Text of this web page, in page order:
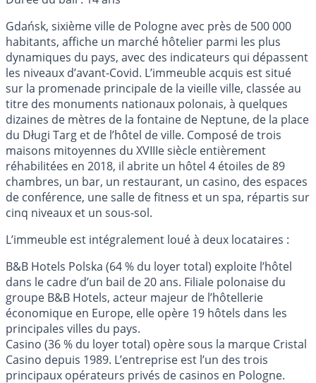
Gdańsk, sixième ville de Pologne avec près de 500 000
habitants, affiche un marché hôtelier parmi les plus
dynamiques du pays, avec des indicateurs qui dépassent
les niveaux d’avant-Covid. L’immeuble acquis est situé
sur la promenade principale de la vieille ville, classée au
titre des monuments nationaux polonais, à quelques
dizaines de mètres de la fontaine de Neptune, de la place
du Długi Targ et de l’hôtel de ville. Composé de trois
maisons mitoyennes du XVIIIe siècle entièrement
réhabilitées en 2018, il abrite un hôtel 4 étoiles de 89
chambres, un bar, un restaurant, un casino, des espaces
de conférence, une salle de fitness et un spa, répartis sur
cinq niveaux et un sous-sol.
L’immeuble est intégralement loué à deux locataires :
B&B Hotels Polska (64 % du loyer total) exploite l’hôtel
dans le cadre d’un bail de 20 ans. Filiale polonaise du
groupe B&B Hotels, acteur majeur de l’hôtellerie
économique en Europe, elle opère 19 hôtels dans les
principales villes du pays.
Casino (36 % du loyer total) opère sous la marque Cristal
Casino depuis 1989. L’entreprise est l’un des trois
principaux opérateurs privés de casinos en Pologne.